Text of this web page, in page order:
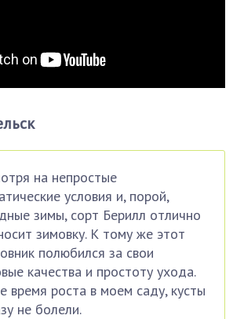
на непростые
условия и, порой,
зимы, сорт Берилл отлично
зимовку. К тому же этот
полюбился за свои
качества и простоту ухода.
время роста в моем саду, кусты
не болели.